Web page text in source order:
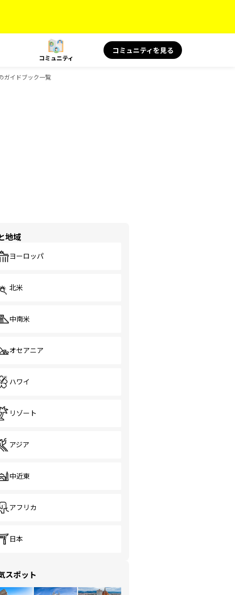
コミュニティ
コミュニティを見る
ガイドブック一覧
地域
ヨーロッパ
北米
中南米
オセアニア
ハワイ
リゾート
アジア
中近東
アフリカ
日本
スポット